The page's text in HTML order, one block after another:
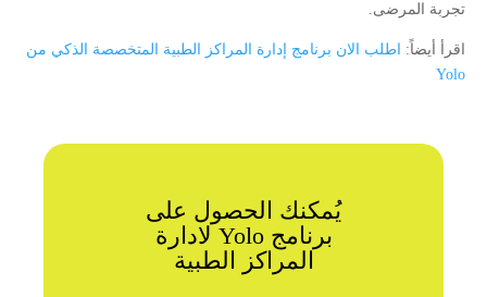
تجربة المرضى.
اقرأ أيضاً: اطلب الان برنامج إدارة المراكز الطبية المتخصصة الذكي من
Yolo
يُمكنك الحصول على
برنامج Yolo لادارة
المراكز الطبية